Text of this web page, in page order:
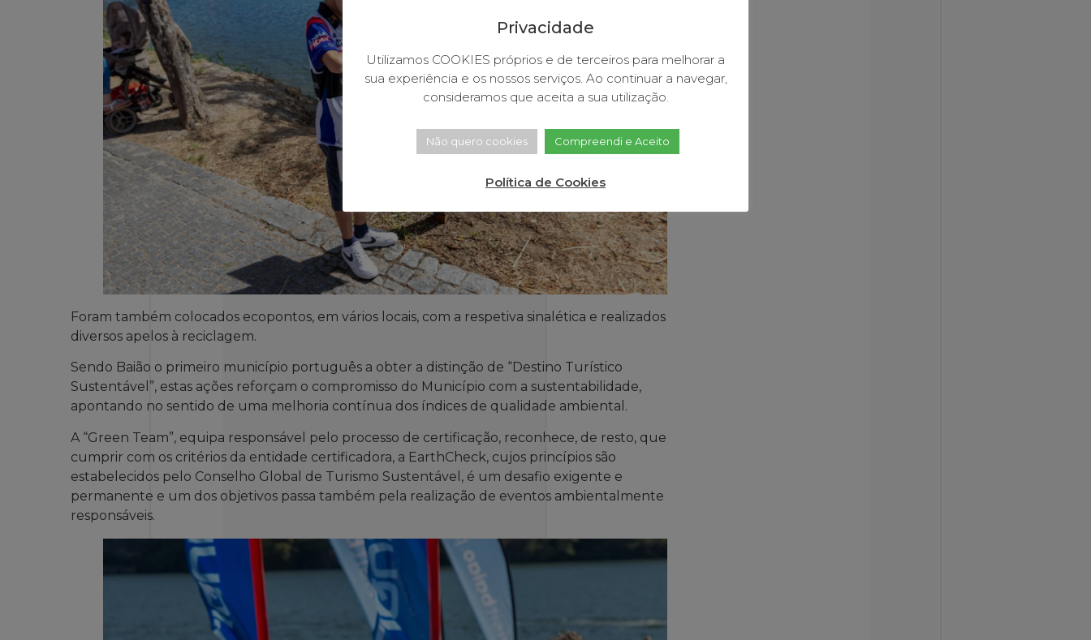
Foram também colocados ecopontos, em vários locais, com a respetiva sinalética e realizados
diversos apelos à reciclagem.
Sendo Baião o primeiro município português a obter a distinção de “Destino Turístico
Sustentável”, estas ações reforçam o compromisso do Município com a sustentabilidade,
apontando no sentido de uma melhoria contínua dos índices de qualidade ambiental.
A “Green Team”, equipa responsável pelo processo de certificação, reconhece, de resto, que
cumprir com os critérios da entidade certificadora, a EarthCheck, cujos princípios são
estabelecidos pelo Conselho Global de Turismo Sustentável, é um desafio exigente e
permanente e um dos objetivos passa também pela realização de eventos ambientalmente
responsáveis.
Privacidade
Utilizamos COOKIES próprios e de terceiros para melhorar a
sua experiência e os nossos serviços. Ao continuar a navegar,
consideramos que aceita a sua utilização.
Não quero cookies Compreendi e Aceito
Política de Cookies